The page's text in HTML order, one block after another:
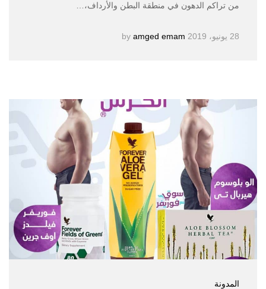
من تراكم الدهون في منطقة البطن والأرداف،…
28 يونيو، 2019 amged emam
المدونة